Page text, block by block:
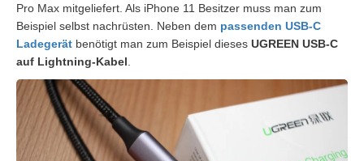
Pro Max mitgeliefert. Als iPhone 11 Besitzer muss man zum
Beispiel selbst nachrüsten. Neben dem passenden USB-C
Ladegerät benötigt man zum Beispiel dieses UGREEN USB-C
auf Lightning-Kabel